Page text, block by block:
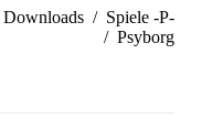
hier:
Downloads
Spiele -P-
Psyborg